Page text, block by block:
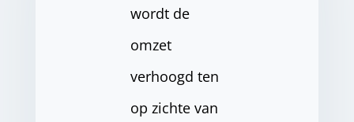
wordt de
omzet
verhoogd ten
op zichte van